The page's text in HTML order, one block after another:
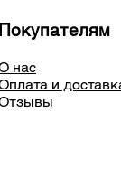
Покупателям
нас
и